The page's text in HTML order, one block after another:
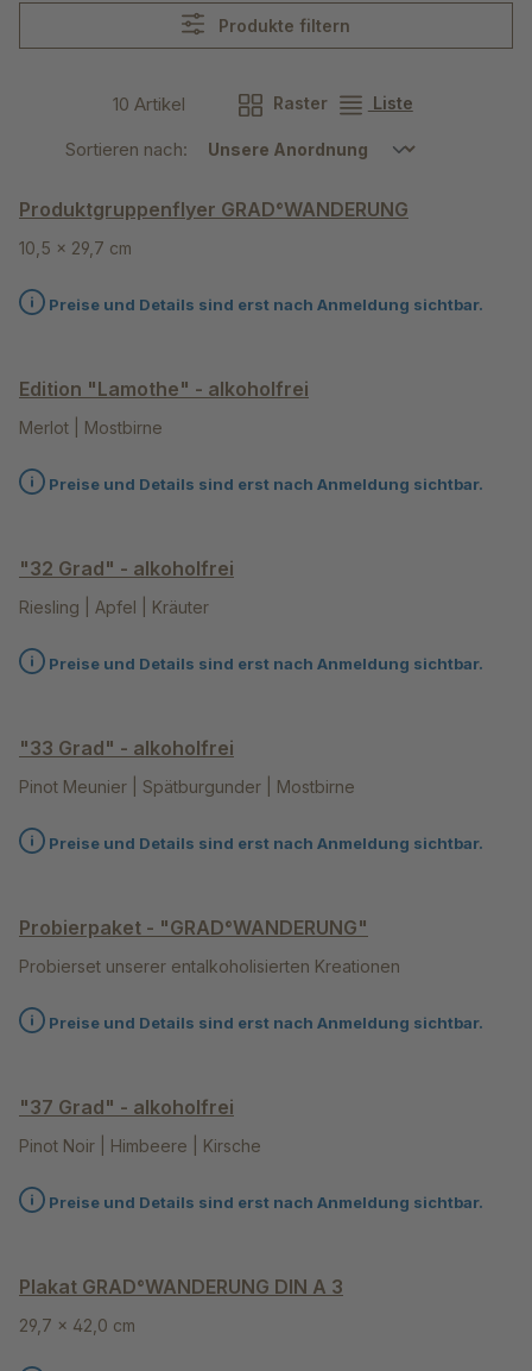
Produkte filtern
10 Artikel Raster Liste
Sortieren nach:
Produktgruppenflyer GRAD°WANDERUNG
10,5 x 29,7 cm
Preise und Details sind erst nach Anmeldung sichtbar.
Edition "Lamothe" - alkoholfrei
Merlot | Mostbirne
Preise und Details sind erst nach Anmeldung sichtbar.
"32 Grad" - alkoholfrei
Riesling | Apfel | Kräuter
Preise und Details sind erst nach Anmeldung sichtbar.
"33 Grad" - alkoholfrei
Pinot Meunier | Spätburgunder | Mostbirne
Preise und Details sind erst nach Anmeldung sichtbar.
Probierpaket - "GRAD°WANDERUNG"
Probierset unserer entalkoholisierten Kreationen
Preise und Details sind erst nach Anmeldung sichtbar.
"37 Grad" - alkoholfrei
Pinot Noir | Himbeere | Kirsche
Preise und Details sind erst nach Anmeldung sichtbar.
Plakat GRAD°WANDERUNG DIN A 3
29,7 x 42,0 cm